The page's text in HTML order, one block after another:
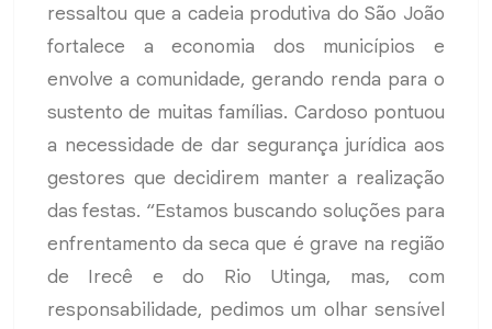
ressaltou que a cadeia produtiva do São João
fortalece a economia dos municípios e
envolve a comunidade, gerando renda para o
sustento de muitas famílias. Cardoso pontuou
a necessidade de dar segurança jurídica aos
gestores que decidirem manter a realização
das festas. “Estamos buscando soluções para
enfrentamento da seca que é grave na região
de Irecê e do Rio Utinga, mas, com
responsabilidade, pedimos um olhar sensível